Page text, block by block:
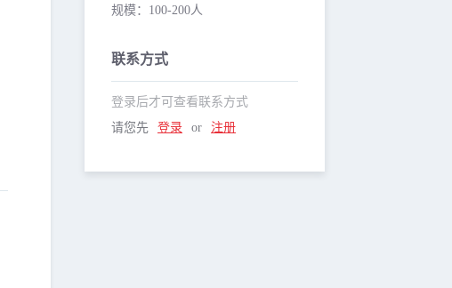
规模：100-200人
联系方式
登录后才可查看联系方式
请您先
登录 or 注册